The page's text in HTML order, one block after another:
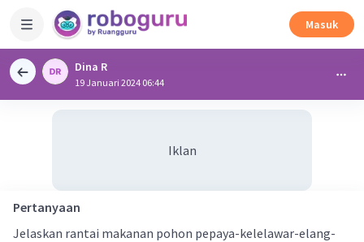
Masuk
Dina R
19 Januari 2024 06:44
Iklan
Pertanyaan
Jelaskan rantai makanan pohon pepaya-kelelawar-elang-